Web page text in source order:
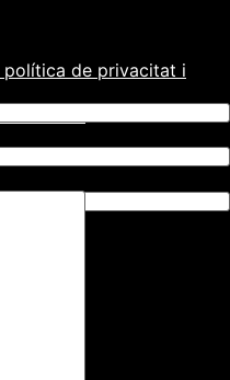
política de privacitat i